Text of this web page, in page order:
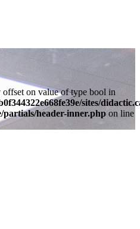
offset on value of type bool in
sites/
partials/header-inner.php on line